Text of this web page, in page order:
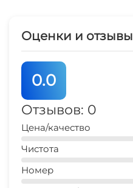
5 мин
20 мин
пляж
Оценки и отзывы
0.0
Отзывов: 0
Цена/качество
Чистота
Номер